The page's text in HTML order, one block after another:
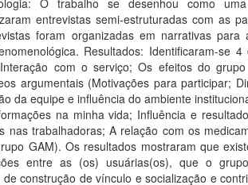
O trabalho se desenhou como
entrevistas semi-estruturadas com as
foram organizadas em narrativas para
Resultados: Identificaram-se 4
com o serviço; Os efeitos do
argumentais (Motivações para participar;
da equipe e influência do ambiente
na minha vida; Influência e
nas trabalhadoras; A relação com os
GAM). Os resultados mostraram que
entre as (os) usuárias(os), que o
construção de vínculo e socialização e